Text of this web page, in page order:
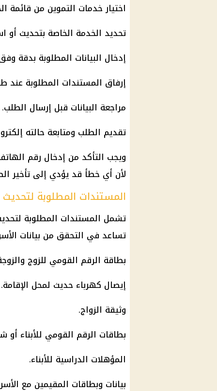
اختيارخدمات التموين من قائمة
تحديد الخدمة الخاصة بتحديث أو
إدخال البيانات المطلوبة بدقة
إرفاق المستندات المطلوبة عند
مراجعة البيانات قبل إرسال الطلب.
تقديم الطلب ومتابعة حالته
ويجب التأكد من إدخال رقم
لأن أي خطأ قد يؤدي إلى تأخير
المستندات المطلوبة
تشمل المستندات المطلوبة
تساعد في التحقق من بيانات
بطاقة الرقم القومي للزوج
إيصال كهرباء حديث لمحل الإقامة.
وثيقة الزواج.
بطاقات الرقم القومي للأبناء أو
المؤهلات الدراسية للأبناء.
بيانات وبطاقات المقيمين مع